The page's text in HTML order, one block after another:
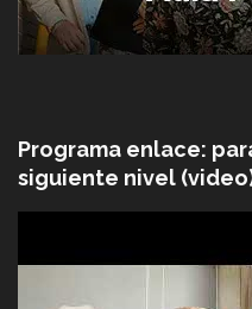
Programa enlace:
siguiente nivel